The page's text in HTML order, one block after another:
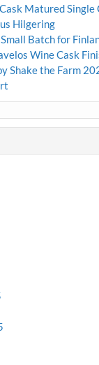
Matured Single
Hilgering
Batch for
Wine Cask
Shake the Farm